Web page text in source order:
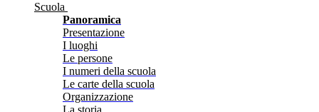
Scuola
Panoramica
Presentazione
I luoghi
Le persone
I numeri della scuola
Le carte della scuola
Organizzazione